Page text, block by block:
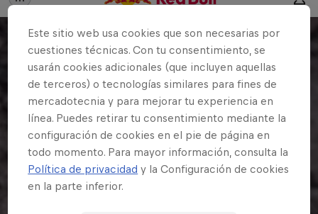
Este sitio web usa cookies que son necesarias por
cuestiones técnicas. Con tu consentimiento, se
usarán cookies adicionales (que incluyen aquellas
de terceros) o tecnologías similares para fines de
mercadotecnia y para mejorar tu experiencia en
línea. Puedes retirar tu consentimiento mediante la
configuración de cookies en el pie de página en
todo momento. Para mayor información, consulta la
Política de privacidad y la Configuración de cookies
en la parte inferior.